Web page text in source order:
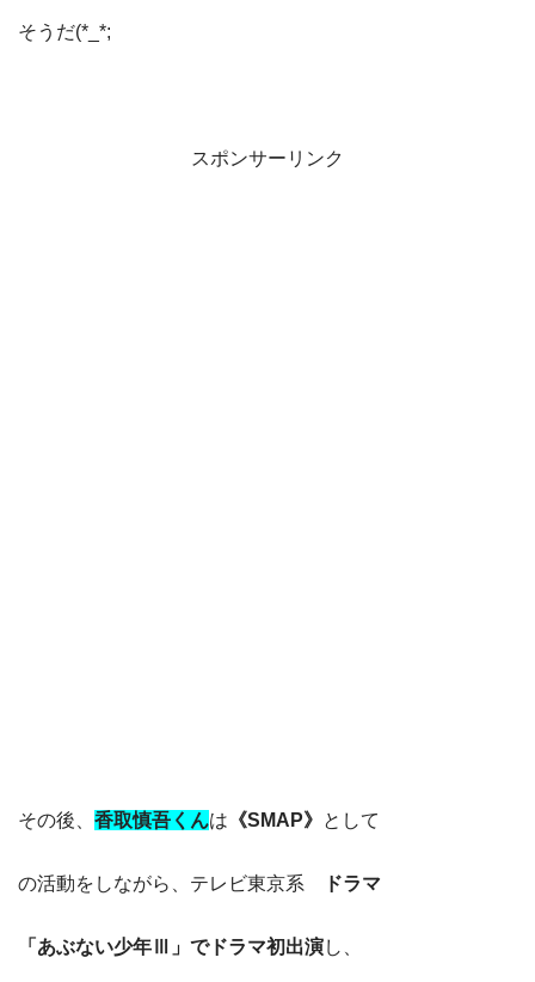
そうだ(*_*;
スポンサーリンク
その後、 香取慎吾くんは 《SMAP》 として
の活動をしながら、テレビ東京系 ドラマ
「あぶない少年Ⅲ」でドラマ初出演し、